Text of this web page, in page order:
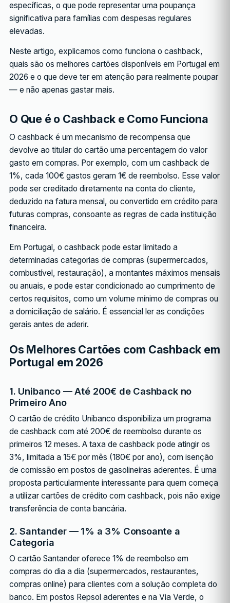
específicas, o que pode representar uma poupança
significativa para famílias com despesas regulares
elevadas.
Neste artigo, explicamos como funciona o cashback,
quais são os melhores cartões disponíveis em Portugal em
2026 e o que deve ter em atenção para realmente poupar
— e não apenas gastar mais.
O Que é o Cashback e Como Funciona
O cashback é um mecanismo de recompensa que
devolve ao titular do cartão uma percentagem do valor
gasto em compras. Por exemplo, com um cashback de
1%, cada 100€ gastos geram 1€ de reembolso. Esse valor
pode ser creditado diretamente na conta do cliente,
deduzido na fatura mensal, ou convertido em crédito para
futuras compras, consoante as regras de cada instituição
financeira.
Em Portugal, o cashback pode estar limitado a
determinadas categorias de compras (supermercados,
combustível, restauração), a montantes máximos mensais
ou anuais, e pode estar condicionado ao cumprimento de
certos requisitos, como um volume mínimo de compras ou
a domiciliação de salário. É essencial ler as condições
gerais antes de aderir.
Os Melhores Cartões com Cashback em
Portugal em 2026
1. Unibanco — Até 200€ de Cashback no
Primeiro Ano
O cartão de crédito Unibanco disponibiliza um programa
de cashback com até 200€ de reembolso durante os
primeiros 12 meses. A taxa de cashback pode atingir os
3%, limitada a 15€ por mês (180€ por ano), com isenção
de comissão em postos de gasolineiras aderentes. É uma
proposta particularmente interessante para quem começa
a utilizar cartões de crédito com cashback, pois não exige
transferência de conta bancária.
2. Santander — 1% a 3% Consoante a
Categoria
O cartão Santander oferece 1% de reembolso em
compras do dia a dia (supermercados, restaurantes,
compras online) para clientes com a solução completa do
banco. Em postos Repsol aderentes e na Via Verde, o